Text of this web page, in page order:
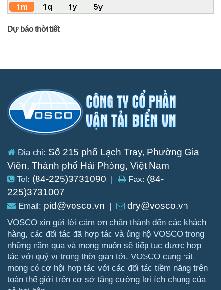
Dự báo thời tiết
Địa chỉ: Số 215 phố Lạch Tray, Phường Gia
Viên, Thành phố Hải Phòng, Việt Nam
Tel: (84-225)3731090 | Fax: (84-
225)3731007
Email: pid@vosco.vn | dry@vosco.vn
VOSCO xin gửi lời cảm ơn chân thành đến các khách
hàng, các đối tác đã hợp tác và ủng hộ VOSCO trong
những năm qua và mong muốn sẽ tiếp tục được hợp
tác với quý vị trong thời gian tới. VOSCO cũng rất
mong có cơ hội hợp tác với các đối tác tiềm năng trên
toàn thế giới trên cơ sở tăng cường lợi ích chung của